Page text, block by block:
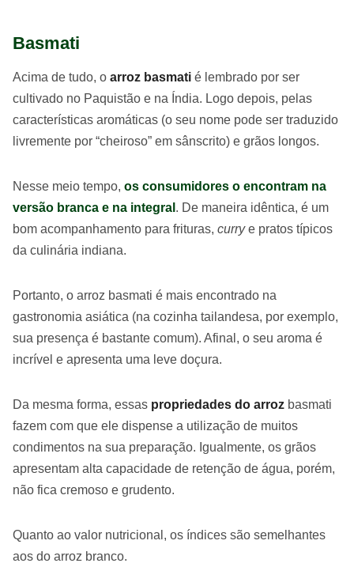
Basmati
Acima de tudo, o arroz basmati é lembrado por ser
cultivado no Paquistão e na Índia. Logo depois, pelas
características aromáticas (o seu nome pode ser traduzido
livremente por “cheiroso” em sânscrito) e grãos longos.
Nesse meio tempo, os consumidores o encontram na
versão branca e na integral . De maneira idêntica, é um
bom acompanhamento para frituras, currye pratos típicos
da culinária indiana.
Portanto, o arroz basmati é mais encontrado na
gastronomia asiática (na cozinha tailandesa, por exemplo,
sua presença é bastante comum). Afinal, o seu aroma é
incrível e apresenta uma leve doçura.
Da mesma forma, essas propriedades do arroz basmati
fazem com que ele dispense a utilização de muitos
condimentos na sua preparação. Igualmente, os grãos
apresentam alta capacidade de retenção de água, porém,
não fica cremoso e grudento.
Quanto ao valor nutricional, os índices são semelhantes
aos do arroz branco.